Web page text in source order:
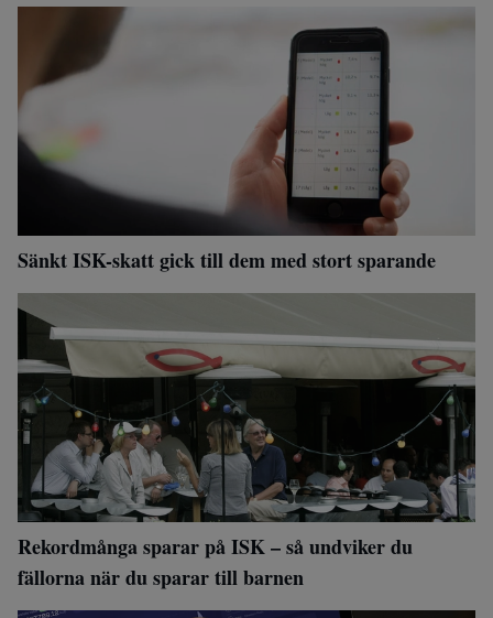
Sänkt ISK-skatt gick till dem med stort sparande
Rekordmånga sparar på ISK – så undviker du
fällorna när du sparar till barnen